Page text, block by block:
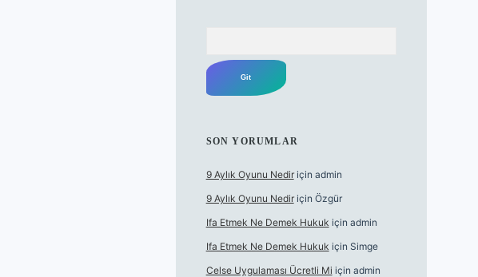
SON YORUMLAR
9 Aylık Oyunu Nediriçin admin
9 Aylık Oyunu Nediriçin Özgür
Ifa Etmek Ne Demek Hukuk için admin
Ifa Etmek Ne Demek Hukuk için Simge
Celse Uygulaması Ücretli Mi için admin